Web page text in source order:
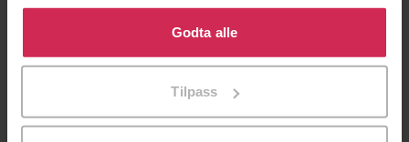
Klikk på «Godta alle» for å gi oss ditt samtykke til å
bruke cookies for alle disse formålene. Du kan også
tilpasse ditt samtykke til spesifikke formål ved å klikke
Godta alle
Tilpass